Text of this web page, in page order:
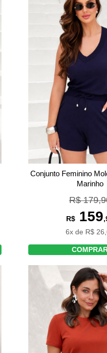
Conjunto Feminino
Marinho
R$
R$ 159
6x de R$